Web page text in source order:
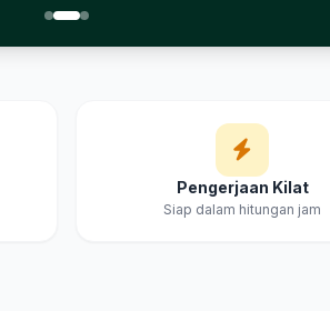
Pengerjaan Kilat
Siap dalam hitungan jam